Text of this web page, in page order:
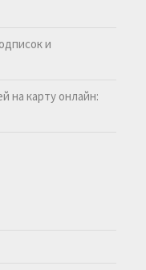
и
на карту онлайн: